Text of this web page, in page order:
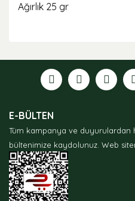
Ağırlık 25 gr
formunu kullanarak
Görüş ve önerileriniz için
Ürün açıklamasında eksik
Ürün bilgilerinde hatalar
Ürün fiyatı diğer sitelerden
Bu ürüne benzer farklı
E-BÜLTEN
Tüm kampanya ve
bültenimize kaydolunuz. Web